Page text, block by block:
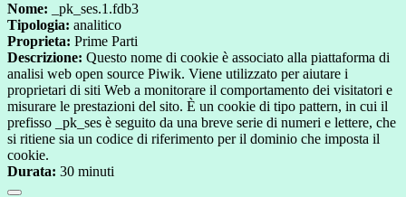
Nome: _pk_ses.1.fdb3
Tipologia: analitico
Proprieta: Prime Parti
Descrizione: Questo nome di cookie è associato alla piattaforma di
analisi web open source Piwik. Viene utilizzato per aiutare i
proprietari di siti Web a monitorare il comportamento dei visitatori e
misurare le prestazioni del sito. È un cookie di tipo pattern, in cui il
prefisso _pk_ses è seguito da una breve serie di numeri e lettere, che
si ritiene sia un codice di riferimento per il dominio che imposta il
cookie.
Durata: 30 minuti